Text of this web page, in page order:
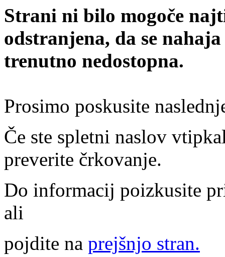
Strani ni bilo mogoče
odstranjena, da se
trenutno nedostopna.
Prosimo poskusite
Če ste spletni naslov
preverite črkovanje.
Do informacij poizkusite
ali
pojdite na prejšnjo stran.